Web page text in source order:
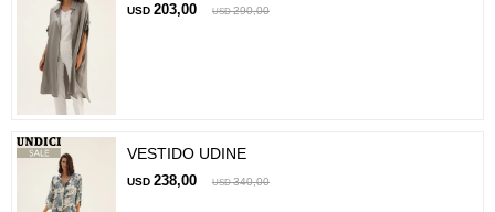
USD 203,00 USD 290,00
VESTIDO UDINE
USD 238,00 USD 340,00